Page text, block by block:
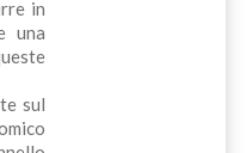
in
una
sul